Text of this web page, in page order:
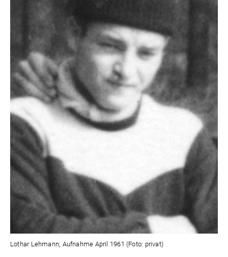
Lothar Lehmann; Aufnahme April 1961 (Foto: privat)